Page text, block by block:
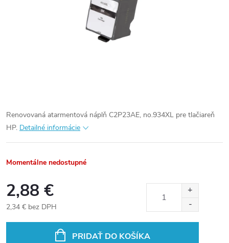
Renovovaná atarmentová náplň C2P23AE, no.934XL pre tlačiareň
HP. Detailné informácie
Momentálne nedostupné
2,88 €
2,34 € bez DPH
PRIDAŤ DO KOŠÍKA